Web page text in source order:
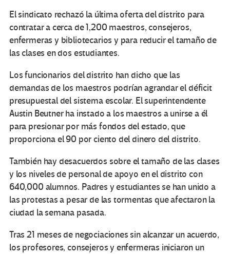
El sindicato rechazó la última oferta del distrito para
contratar a cerca de 1,200 maestros, consejeros,
enfermeras y bibliotecarios y para reducir el tamaño de
las clases en dos estudiantes.
Los funcionarios del distrito han dicho que las
demandas de los maestros podrían agrandar el déficit
presupuestal del sistema escolar. El superintendente
Austin Beutner ha instado a los maestros a unirse a él
para presionar por más fondos del estado, que
proporciona el 90 por ciento del dinero del distrito.
También hay desacuerdos sobre el tamaño de las clases
y los niveles de personal de apoyo en el distrito con
640,000 alumnos. Padres y estudiantes se han unido a
las protestas a pesar de las tormentas que afectaron la
ciudad la semana pasada.
Tras 21 meses de negociaciones sin alcanzar un acuerdo,
los profesores, consejeros y enfermeras iniciaron un